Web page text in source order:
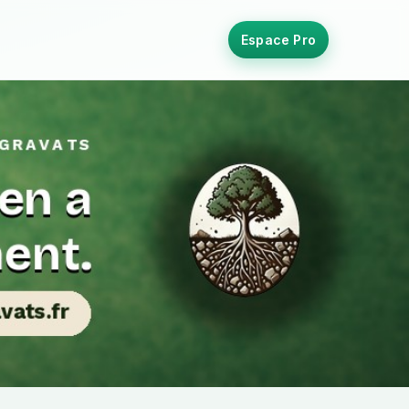
Espace Pro